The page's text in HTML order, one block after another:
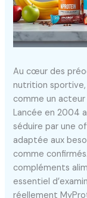
Au cœur des
nutrition
comme un
Lancée en 2004
séduire par une
adaptée aux
comme
compléments
essentiel
réellement